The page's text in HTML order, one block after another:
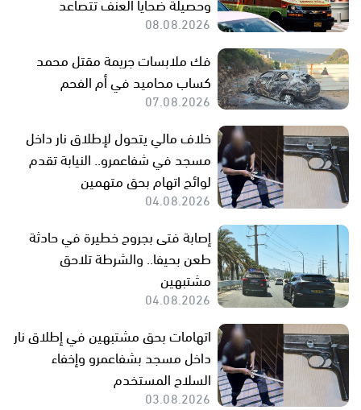
08.08.2026
فك ملابسات جريمة مقتل محمد
كساب محاميد في أم الفحم
07.08.2026
خلاف مالي يتحول لإطلاق نار داخل
مسجد في شفاعمرو.. النيابة تقدم
لوائح اتهام بحق متهمين
04.08.2026
إصابة فتى بجروح خطيرة في حادثة
طعن بحيفا.. والشرطة تلاحق
مشتبهين
04.08.2026
اتهامات بحق مشتبهين في إطلاق نار
داخل مسجد بشفاعمرو وإخفاء
السلاح المستخدم
03.08.2026